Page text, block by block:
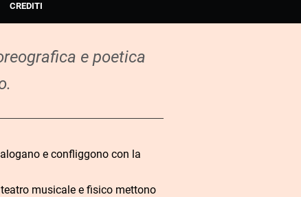
CREDITI
e poetica
e confliggono con la
musicale e fisico mettono